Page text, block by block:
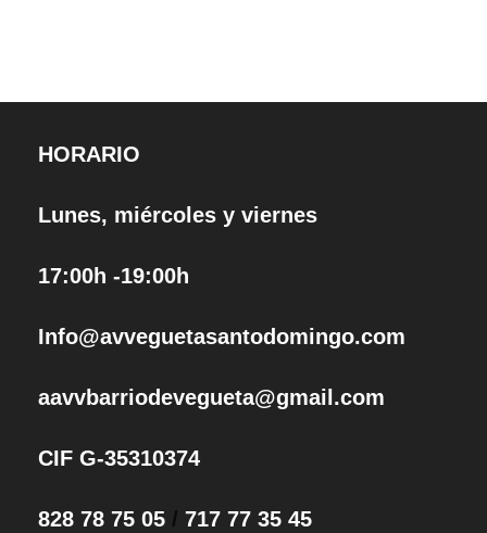
HORARIO
Lunes, miércoles y viernes
17:00h -19:00h
Info@avveguetasantodomingo.com
aavvbarriodevegueta@gmail.com
CIF G-35310374
828 78 75 05 / 717 77 35 45